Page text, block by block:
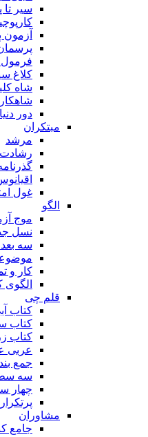
سیر
آزمون
کلاغ
شاه
شاهکار
دور
مبتکران
مرشد
رشادت
غول
الگو
موج
نسل
سه
کار و
الگوی
قلم چی
کتاب
کتاب
کتاب
عربی
جمع
سه
چهار
پرتکرار
مشاوران
جامع